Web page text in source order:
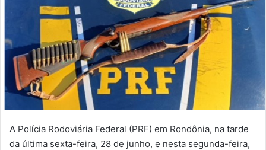
A Polícia Rodoviária Federal (PRF) em Rondônia, na tarde
da última sexta-feira, 28 de junho, e nesta segunda-feira,